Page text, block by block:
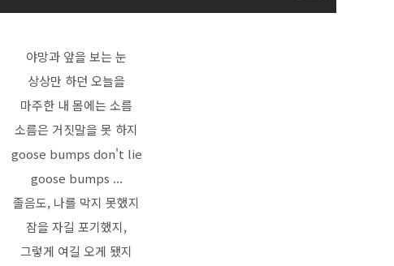
야망과 앞을 보는 눈
상상만 하던 오늘을
마주한 내 몸에는 소름
소름은 거짓말을 못 하지
goose bumps don't lie
goose bumps ...
졸음도, 나를 막지 못했지
잠을 자길 포기했지,
그렇게 여길 오게 됐지